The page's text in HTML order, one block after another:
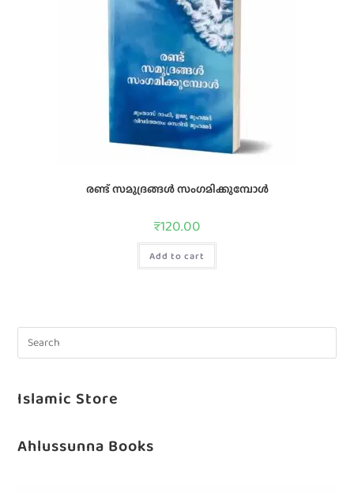
രണ്ട് സമുദ്രങ്ങൾ സംഗമിക്കുമ്പോൾ
₹120.00
Add to cart
Islamic Store
Ahlussunna Books